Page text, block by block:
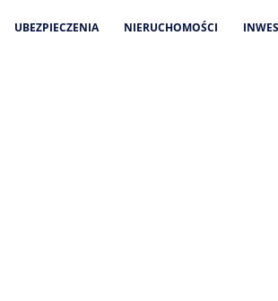
UBEZPIECZENIA NIERUCHOMOŚCI